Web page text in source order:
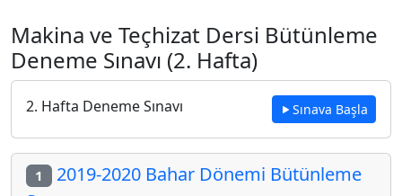
Makina ve Teçhizat Dersi Bütünleme
Deneme Sınavı (2. Hafta)
2. Hafta Deneme Sınavı Sınava Başla
1 2019-2020 Bahar Dönemi Bütünleme